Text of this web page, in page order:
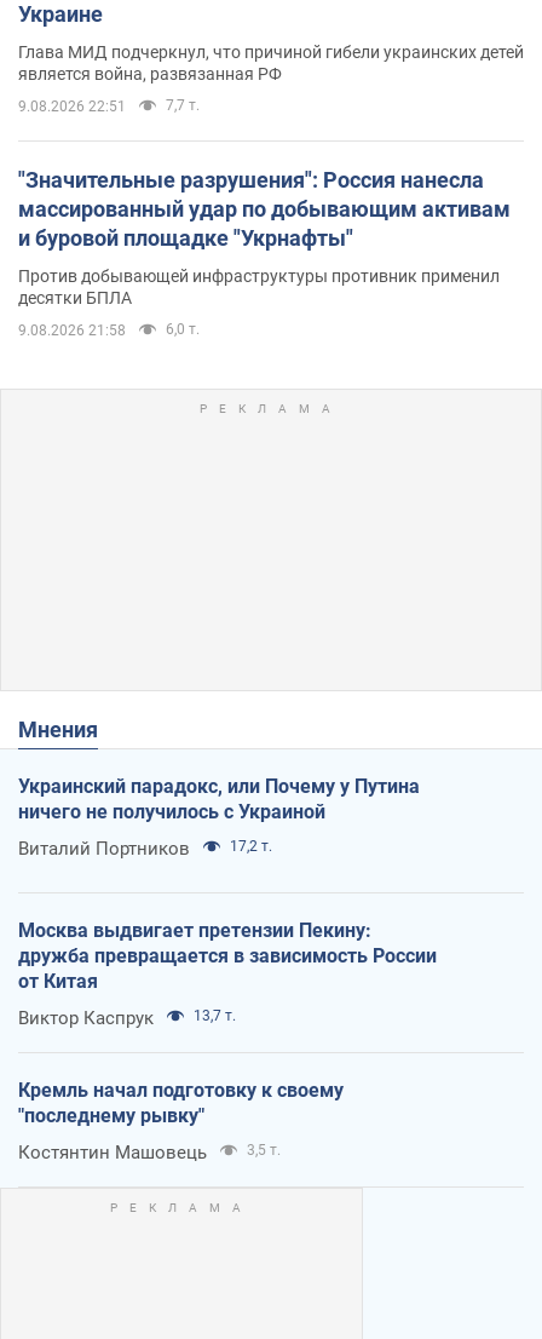
Украине
Глава МИД подчеркнул, что причиной гибели украинских детей
является война, развязанная РФ
9.08.2026 22:51 7,7 т.
"Значительные разрушения": Россия нанесла
массированный удар по добывающим активам
и буровой площадке "Укрнафты"
Против добывающей инфраструктуры противник применил
десятки БПЛА
9.08.2026 21:58 6,0 т.
Мнения
Украинский парадокс, или Почему у Путина
ничего не получилось с Украиной
Виталий Портников 17,2 т.
Москва выдвигает претензии Пекину:
дружба превращается в зависимость России
от Китая
Виктор Каспрук 13,7 т.
Кремль начал подготовку к своему
"последнему рывку"
Костянтин Машовець 3,5 т.